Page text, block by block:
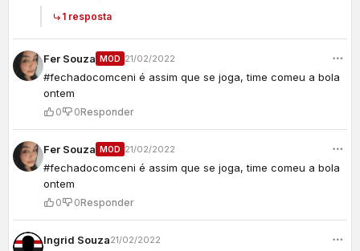
1 resposta
Fer Souza MOD 21/02/2022
#fechadocomceni é assim que se joga, time comeu a bola
ontem
0 0Responder
Fer Souza MOD 21/02/2022
#fechadocomceni é assim que se joga, time comeu a bola
ontem
0 0Responder
Ingrid Souza21/02/2022